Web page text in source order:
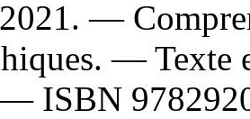
—
— Texte
— ISBN